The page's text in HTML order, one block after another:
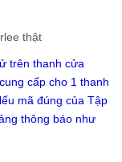
trên thanh cửa
cấp cho 1 thanh
mã đúng của Tập
thông báo như